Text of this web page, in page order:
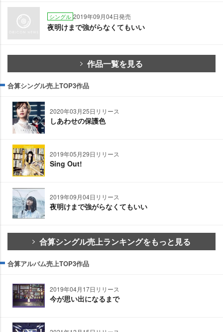
シングル 2019年09月04日発売
夜明けまで強がらなくてもいい
作品一覧を見る
合算シングル売上TOP3作品
2020年03月25日リリース
しあわせの保護色
2019年05月29日リリース
Sing Out!
2019年09月04日リリース
夜明けまで強がらなくてもいい
合算シングル売上ランキングをもっと見る
合算アルバム売上TOP3作品
2019年04月17日リリース
今が思い出になるまで